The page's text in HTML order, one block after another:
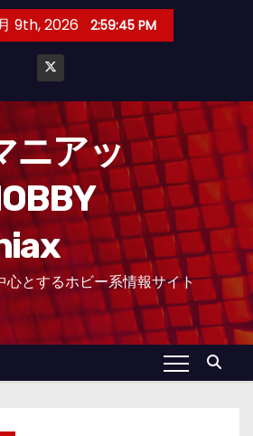
9th, 2026 2:59:46 PM
ニアッ
心とするホビー系情報サイト